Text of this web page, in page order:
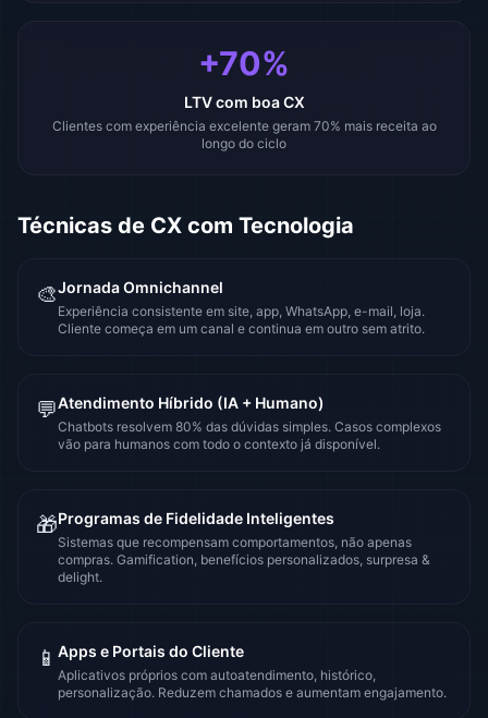
+70%
LTV com boa CX
Clientes com experiência excelente geram 70% mais receita ao
longo do ciclo
Técnicas de CX com Tecnologia
🎨Jornada Omnichannel
Experiência consistente em site, app, WhatsApp, e-mail, loja.
Cliente começa em um canal e continua em outro sem atrito.
💬Atendimento Híbrido (IA + Humano)
Chatbots resolvem 80% das dúvidas simples. Casos complexos
vão para humanos com todo o contexto já disponível.
🎁Programas de Fidelidade Inteligentes
Sistemas que recompensam comportamentos, não apenas
compras. Gamification, benefícios personalizados, surpresa &
delight.
📱 Apps e Portais do Cliente
Aplicativos próprios com autoatendimento, histórico,
personalização. Reduzem chamados e aumentam engajamento.